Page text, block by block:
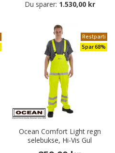
Du sparer: 1.530,00 kr
Restparti
Spar 68%
Ocean Comfort Light regn
selebukse, Hi-Vis Gul